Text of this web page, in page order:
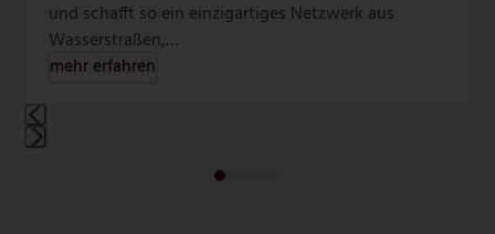
und schafft so ein einzigartiges Netzwerk aus
Wasserstraßen,…
mehr erfahren